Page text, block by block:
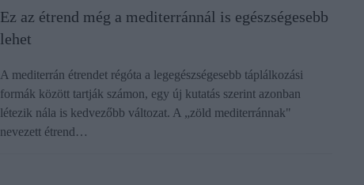
Ez az étrend még a mediterránnál is egészségesebb
lehet
A mediterrán étrendet régóta a legegészségesebb táplálkozási
formák között tartják számon, egy új kutatás szerint azonban
létezik nála is kedvezőbb változat. A „zöld mediterránnak"
nevezett étrend…